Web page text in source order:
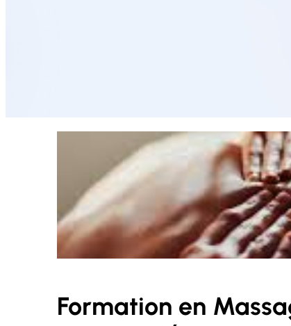
Formation en